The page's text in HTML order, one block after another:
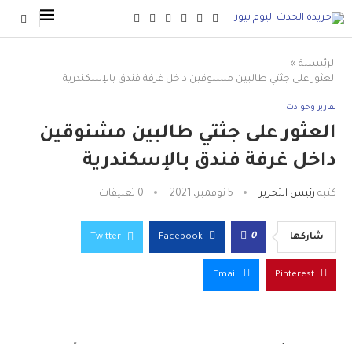
الرئيسية »
العثور على جثتي طالبين مشنوقين داخل غرفة فندق بالإسكندرية
تقارير وحوادث
العثور على جثتي طالبين مشنوقين
داخل غرفة فندق بالإسكندرية
كتبه رئيس التحرير 5 نوفمبر، 2021 0 تعليقات
شاركها 0
Facebook
Twitter
Pinterest
Email